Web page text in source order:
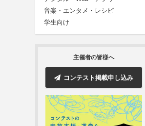
音楽・エンタメ・レシピ
学生向け
主催者の皆様へ
コンテスト掲載申し込み